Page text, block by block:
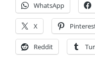
WhatsApp
X
Reddit